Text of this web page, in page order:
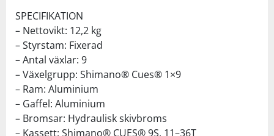
SPECIFIKATION
– Nettovikt: 12,2 kg
– Styrstam: Fixerad
– Antal växlar: 9
– Växelgrupp: Shimano® Cues® 1×9
– Ram: Aluminium
– Gaffel: Aluminium
– Bromsar: Hydraulisk skivbroms
– Kassett: Shimano® CUES® 9S, 11–36T